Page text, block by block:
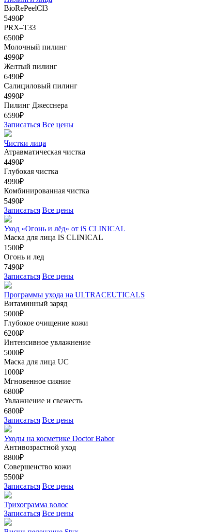
BioRePeelCl3
5490₽
PRX–T33
6500₽
Молочный пилинг
4990₽
Желтый пилинг
6490₽
Салициловый пилинг
4990₽
Пилинг Джесснера
6590₽
Записаться Все цены
Чистки лица
Атравматическая чистка
4490₽
Глубокая чистка
4990₽
Комбинированная чистка
5490₽
Записаться Все цены
Уход «Огонь и лёд» от iS CLINICAL
Маска для лица IS CLINICAL
1500₽
Огонь и лед
7490₽
Записаться Все цены
Программы ухода на ULTRACEUTICALS
Витаминный заряд
5000₽
Глубокое очищение кожи
6200₽
Интенсивное увлажнение
5000₽
Маска для лица UC
1000₽
Мгновенное сияние
6800₽
Увлажнение и свежесть
6800₽
Записаться Все цены
Уходы на косметике Doctor Babor
Антивозрастной уход
8800₽
Совершенство кожи
5500₽
Записаться Все цены
Трихограмма волос
Записаться Все цены